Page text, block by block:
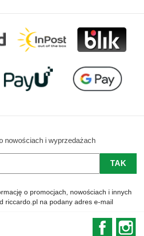
nowościach i wyprzedażach
o promocjach, nowościach i innych
riccardo.pl na podany adres e-mail